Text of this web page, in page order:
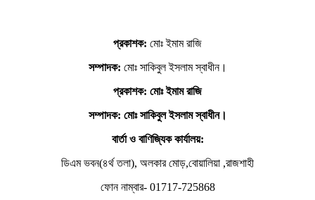
প্রকাশক: মোঃ ইমাম রাজি
সম্পাদক: মোঃ সাকিবুল ইসলাম স্বাধীন।
প্রকাশক: মোঃ ইমাম রাজি
সম্পাদক: মোঃ সাকিবুল ইসলাম স্বাধীন।
বার্তা ও বাণিজ্যিক কার্যালয়:
ডিএম ভবন(৪র্থ তলা), অলকার মোড়,বোয়ালিয়া ,রাজশাহী
ফোন নাম্বার- 01717-725868